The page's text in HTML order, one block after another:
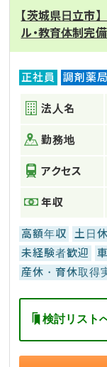
【茨城県日立市
ル・教育体制完
正社員 調剤薬局
法人名
勤務地
アクセス
年収
高額年収 土日
未経験者歓迎
産休・育休取得
検討リスト